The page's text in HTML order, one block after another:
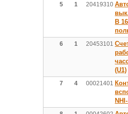
5 1 20419310
В
6 1 20453101
(U1)
7 4 00021401